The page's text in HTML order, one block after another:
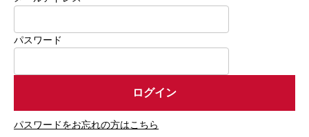
パスワード
パスワードをお忘れの方はこちら